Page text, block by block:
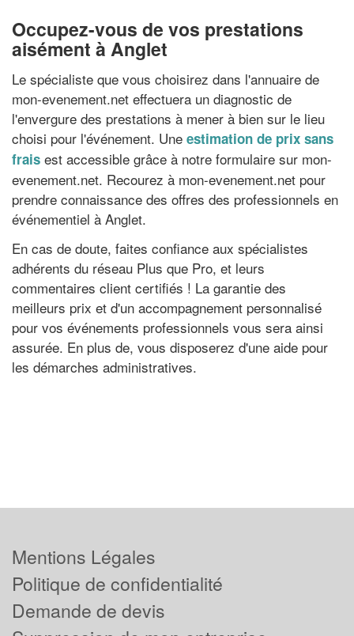
Occupez-vous de vos prestations
aisément à Anglet
Le spécialiste que vous choisirez dans l'annuaire de
mon-evenement.net effectuera un diagnostic de
l'envergure des prestations à mener à bien sur le lieu
choisi pour l'événement. Une estimation de prix sans
frais est accessible grâce à notre formulaire sur mon-
evenement.net. Recourez à mon-evenement.net pour
prendre connaissance des offres des professionnels en
événementiel à Anglet.
En cas de doute, faites confiance aux spécialistes
adhérents du réseau Plus que Pro, et leurs
commentaires client certifiés ! La garantie des
meilleurs prix et d'un accompagnement personnalisé
pour vos événements professionnels vous sera ainsi
assurée. En plus de, vous disposerez d'une aide pour
les démarches administratives.
Mentions Légales
Politique de confidentialité
Demande de devis